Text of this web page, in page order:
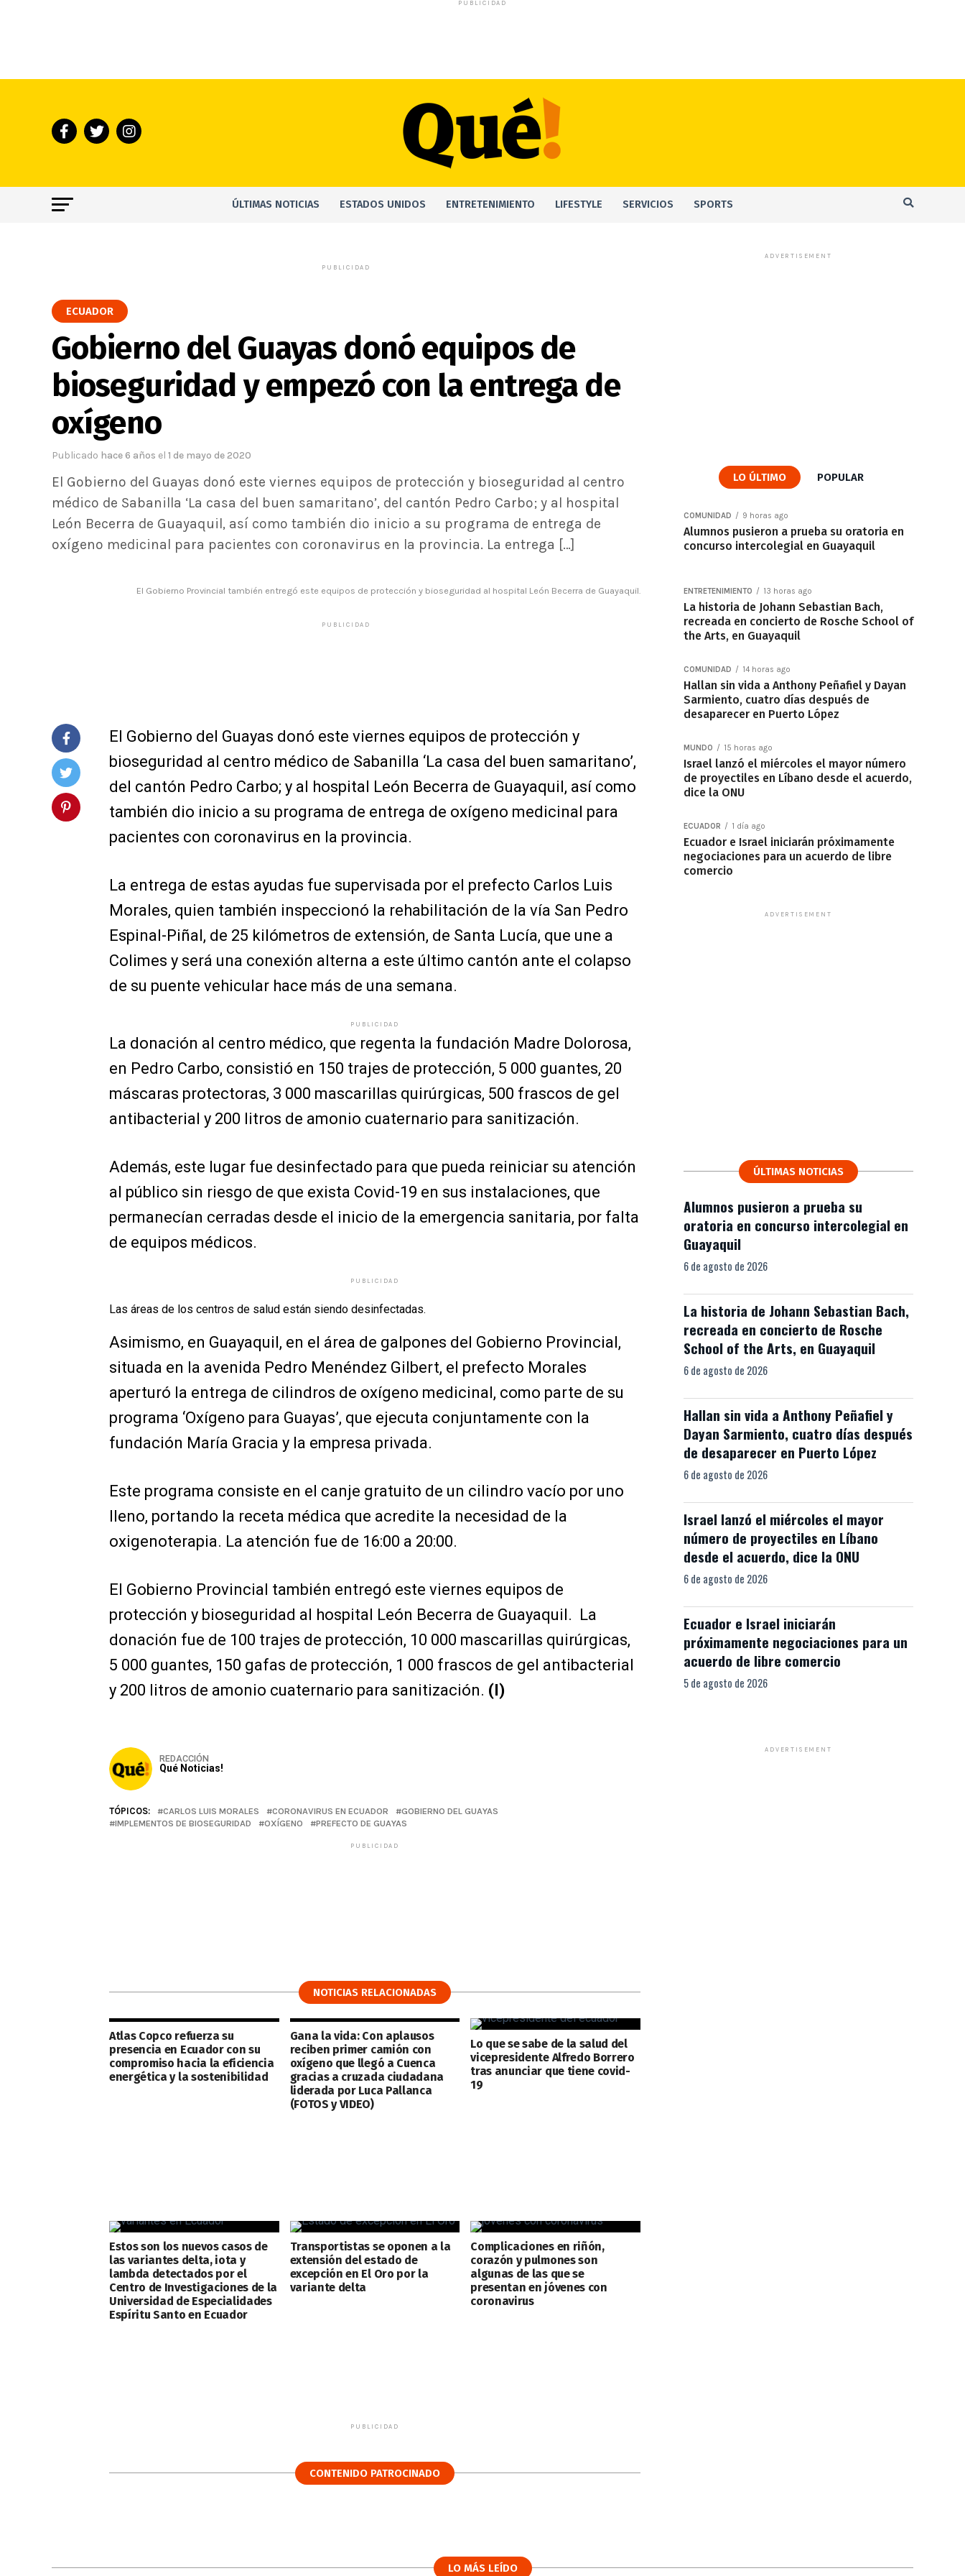
PUBLICIDAD
ÚLTIMAS NOTICIAS ESTADOS UNIDOS ENTRETENIMIENTO LIFESTYLE SERVICIOS SPORTS
PUBLICIDAD
ECUADOR
Gobierno del Guayas donó equipos de
bioseguridad y empezó con la entrega de
oxígeno
Publicado hace 6 años el 1 de mayo de 2020
El Gobierno del Guayas donó este viernes equipos de protección y bioseguridad al centro
médico de Sabanilla ‘La casa del buen samaritano’, del cantón Pedro Carbo; y al hospital
León Becerra de Guayaquil, así como también dio inicio a su programa de entrega de
oxígeno medicinal para pacientes con coronavirus en la provincia. La entrega […]
El Gobierno Provincial también entregó este equipos de protección y bioseguridad al hospital León Becerra de Guayaquil.
PUBLICIDAD
El Gobierno del Guayas donó este viernes equipos de protección y
bioseguridad al centro médico de Sabanilla ‘La casa del buen samaritano’,
del cantón Pedro Carbo; y al hospital León Becerra de Guayaquil, así como
también dio inicio a su programa de entrega de oxígeno medicinal para
pacientes con coronavirus en la provincia.
La entrega de estas ayudas fue supervisada por el prefecto Carlos Luis
Morales, quien también inspeccionó la rehabilitación de la vía San Pedro
Espinal-Piñal, de 25 kilómetros de extensión, de Santa Lucía, que une a
Colimes y será una conexión alterna a este último cantón ante el colapso
de su puente vehicular hace más de una semana.
PUBLICIDAD
La donación al centro médico, que regenta la fundación Madre Dolorosa,
en Pedro Carbo, consistió en 150 trajes de protección, 5 000 guantes, 20
máscaras protectoras, 3 000 mascarillas quirúrgicas, 500 frascos de gel
antibacterial y 200 litros de amonio cuaternario para sanitización.
Además, este lugar fue desinfectado para que pueda reiniciar su atención
al público sin riesgo de que exista Covid-19 en sus instalaciones, que
permanecían cerradas desde el inicio de la emergencia sanitaria, por falta
de equipos médicos.
PUBLICIDAD
Las áreas de los centros de salud están siendo desinfectadas.
Asimismo, en Guayaquil, en el área de galpones del Gobierno Provincial,
situada en la avenida Pedro Menéndez Gilbert, el prefecto Morales
aperturó la entrega de cilindros de oxígeno medicinal, como parte de su
programa ‘Oxígeno para Guayas’, que ejecuta conjuntamente con la
fundación María Gracia y la empresa privada.
Este programa consiste en el canje gratuito de un cilindro vacío por uno
lleno, portando la receta médica que acredite la necesidad de la
oxigenoterapia. La atención fue de 16:00 a 20:00.
El Gobierno Provincial también entregó este viernes equipos de
protección y bioseguridad al hospital León Becerra de Guayaquil. La
donación fue de 100 trajes de protección, 10 000 mascarillas quirúrgicas,
5 000 guantes, 150 gafas de protección, 1 000 frascos de gel antibacterial
y 200 litros de amonio cuaternario para sanitización. (I)
REDACCIÓN
Qué Noticias!
TÓPICOS: CARLOS LUIS MORALES CORONAVIRUS EN ECUADOR
GOBIERNO DEL GUAYAS
IMPLEMENTOS DE BIOSEGURIDAD
OXÍGENO PREFECTO DE GUAYAS
PUBLICIDAD
NOTICIAS RELACIONADAS
Atlas Copco refuerza su
presencia en Ecuador con su
compromiso hacia la eficiencia
energética y la sostenibilidad
Gana la vida: Con aplausos
reciben primer camión con
oxígeno que llegó a Cuenca
gracias a cruzada ciudadana
liderada por Luca Pallanca
(FOTOS y VIDEO)
Lo que se sabe de la salud del
vicepresidente Alfredo Borrero
tras anunciar que tiene covid-
19
Estos son los nuevos casos de
las variantes delta, iota y
lambda detectados por el
Centro de Investigaciones de la
Universidad de Especialidades
Espíritu Santo en Ecuador
Transportistas se oponen a la
extensión del estado de
excepción en El Oro por la
variante delta
Complicaciones en riñón,
corazón y pulmones son
algunas de las que se
presentan en jóvenes con
coronavirus
PUBLICIDAD
CONTENIDO PATROCINADO
ADVERTISEMENT
LO ÚLTIMO POPULAR
COMUNIDAD 9 horas ago
Alumnos pusieron a prueba su oratoria en
concurso intercolegial en Guayaquil
ENTRETENIMIENTO 13 horas ago
La historia de Johann Sebastian Bach,
recreada en concierto de Rosche School of
the Arts, en Guayaquil
COMUNIDAD 14 horas ago
Hallan sin vida a Anthony Peñafiel y Dayan
Sarmiento, cuatro días después de
desaparecer en Puerto López
MUNDO 15 horas ago
Israel lanzó el miércoles el mayor número
de proyectiles en Líbano desde el acuerdo,
dice la ONU
ECUADOR 1 día ago
Ecuador e Israel iniciarán próximamente
negociaciones para un acuerdo de libre
comercio
ADVERTISEMENT
ÚLTIMAS NOTICIAS
Alumnos pusieron a prueba su
oratoria en concurso intercolegial en
Guayaquil
6 de agosto de 2026
La historia de Johann Sebastian Bach,
recreada en concierto de Rosche
School of the Arts, en Guayaquil
6 de agosto de 2026
Hallan sin vida a Anthony Peñafiel y
Dayan Sarmiento, cuatro días después
de desaparecer en Puerto López
6 de agosto de 2026
Israel lanzó el miércoles el mayor
número de proyectiles en Líbano
desde el acuerdo, dice la ONU
6 de agosto de 2026
Ecuador e Israel iniciarán
próximamente negociaciones para un
acuerdo de libre comercio
5 de agosto de 2026
ADVERTISEMENT
LO MÁS LEÍDO